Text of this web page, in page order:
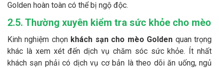
Golden hoàn toàn có thể bị ngộ độc.
2.5. Thường xuyên kiểm tra sức khỏe cho mèo
Kinh nghiệm chọn khách sạn cho mèo Golden quan trọng
khác là xem xét đến dịch vụ chăm sóc sức khỏe. Ít nhất
khách sạn phải có dịch vụ cơ bản là theo dõi ăn uống, ngủ